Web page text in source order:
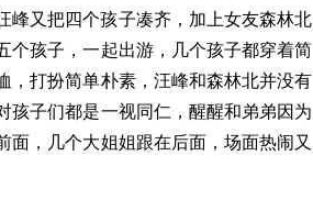
峰又把四个孩子凑齐，加上女友森林北
个孩子，一起出游，几个孩子都穿着简
，打扮简单朴素，汪峰和森林北并没有
孩子们都是一视同仁，醒醒和弟弟因为
面，几个大姐姐跟在后面，场面热闹又